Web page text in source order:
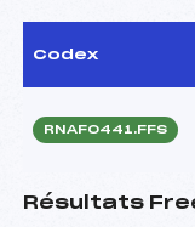
Codex
RNAF0441.FFS
Résultats